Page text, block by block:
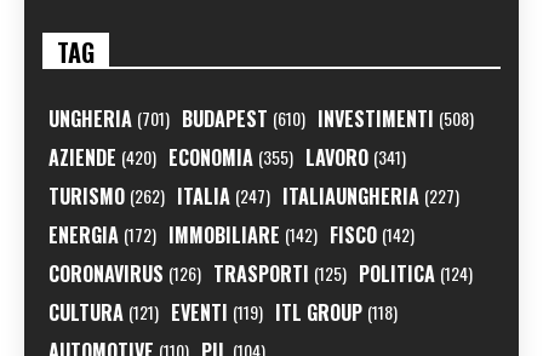
TAG
UNGHERIA (701) BUDAPEST (610) INVESTIMENTI (508)
AZIENDE (420) ECONOMIA (355) LAVORO (341)
TURISMO (262) ITALIA (247) ITALIAUNGHERIA (227)
ENERGIA (172) IMMOBILIARE (142) FISCO (142)
CORONAVIRUS (126) TRASPORTI (125) POLITICA (124)
CULTURA (121) EVENTI (119) ITL GROUP (118)
(110) (104)